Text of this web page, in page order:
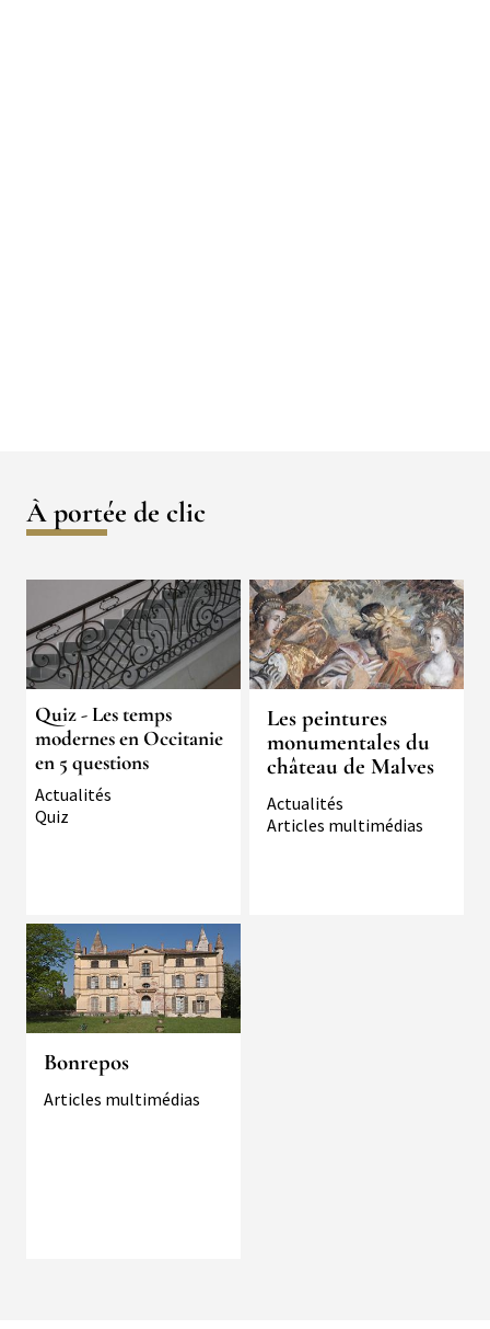
À portée de clic
Quiz - Les temps
modernes en Occitanie
en 5 questions
Typologie
Actualités
Quiz
Les peintures
monumentales du
château de Malves
Typologie
Actualités
Articles multimédias
Bonrepos
Typologie
Articles multimédias